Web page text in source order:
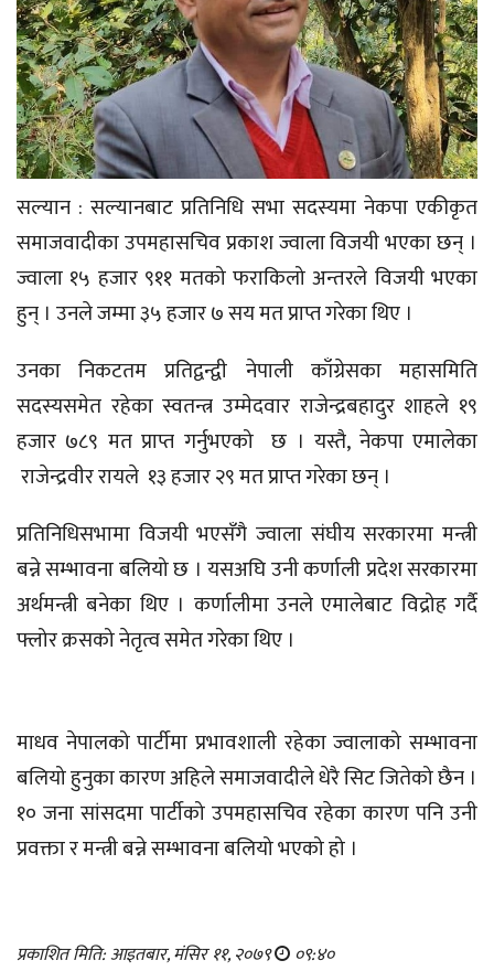
सल्यान : सल्यानबाट प्रतिनिधि सभा सदस्यमा नेकपा एकीकृत
समाजवादीका उपमहासचिव प्रकाश ज्वाला विजयी भएका छन् ।
ज्वाला १५ हजार ९११ मतको फराकिलो अन्तरले विजयी भएका
हुन् । उनले जम्मा ३५ हजार ७ सय मत प्राप्त गरेका थिए ।
उनका निकटतम प्रतिद्वन्द्वी नेपाली काँग्रेसका महासमिति
सदस्यसमेत रहेका स्वतन्त्र उम्मेदवार राजेन्द्रबहादुर शाहले १९
हजार ७८९ मत प्राप्त गर्नुभएको छ । यस्तै, नेकपा एमालेका
राजेन्द्रवीर रायले १३ हजार २९ मत प्राप्त गरेका छन् ।
प्रतिनिधिसभामा विजयी भएसँगै ज्वाला संघीय सरकारमा मन्त्री
बन्ने सम्भावना बलियो छ । यसअघि उनी कर्णाली प्रदेश सरकारमा
अर्थमन्त्री बनेका थिए । कर्णालीमा उनले एमालेबाट विद्रोह गर्दै
फ्लोर क्रसको नेतृत्व समेत गरेका थिए ।
माधव नेपालको पार्टीमा प्रभावशाली रहेका ज्वालाको सम्भावना
बलियो हुनुका कारण अहिले समाजवादीले धेरै सिट जितेको छैन ।
१० जना सांसदमा पार्टीको उपमहासचिव रहेका कारण पनि उनी
प्रवक्ता र मन्त्री बन्ने सम्भावना बलियो भएको हो ।
प्रकाशित मिति: आइतबार, मंसिर ११, २०७९ ०९:४०